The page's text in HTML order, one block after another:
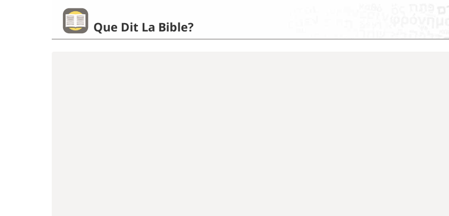
Que Dit La Bible?